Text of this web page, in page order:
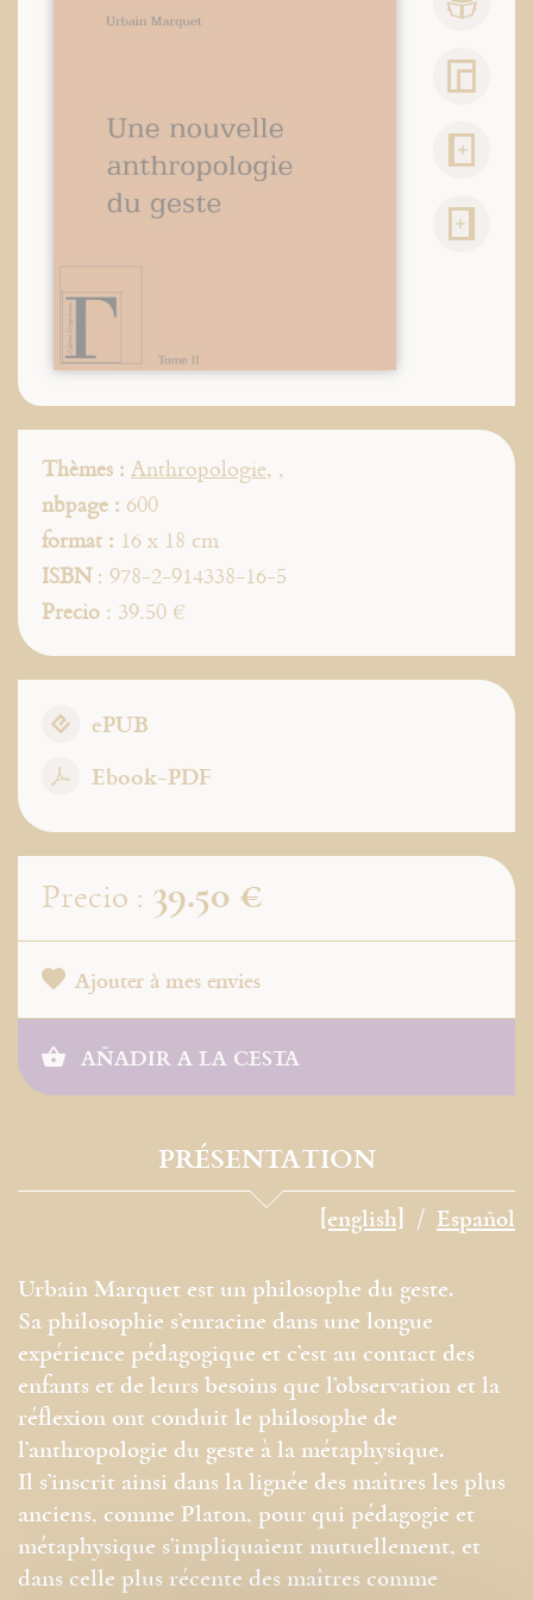
Thèmes : Anthropologie, ,
nbpage : 600
format : 16 x 18 cm
ISBN: 978-2-914338-16-5
Precio : 39.50 €
ePUB
Ebook-PDF
Precio : 39.50 €
Ajouter à mes envies
AÑADIR A LA CESTA
PRÉSENTATION
[english] Español
Urbain Marquet est un philosophe du geste.
Sa philosophie s’enracine dans une longue
expérience pédagogique et c’est au contact des
enfants et de leurs besoins que l’observation et la
réflexion ont conduit le philosophe de
l’anthropologie du geste à la métaphysique.
Il s’inscrit ainsi dans la lignée des maîtres les plus
anciens, comme Platon, pour qui pédagogie et
métaphysique s’impliquaient mutuellement, et
dans celle plus récente des maîtres comme